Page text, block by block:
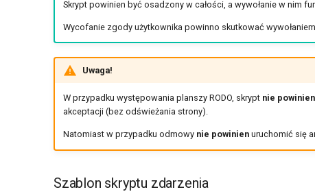
Skrypt powinien być osadzony w całości, a wywołanie w nim
Wycofanie zgody użytkownika powinno skutkować
Uwaga!
W przypadku występowania planszy RODO, skrypt nie powinien
akceptacji (bez odświeżania strony).
Natomiast w przypadku odmowy nie powinienuruchomić się
Szablon skryptu zdarzenia